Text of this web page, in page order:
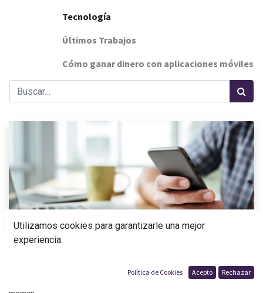
Tecnología
Últimos Trabajos
Cómo ganar dinero con aplicaciones móviles
Cómo ganar dinero con aplicaciones móviles
empresa se ha preguntado alguna vez. Y también particulares, ¡por
Utilizamos cookies para garantizarle una mejor
experiencia.
Política de Cookies Acepto Rechazar